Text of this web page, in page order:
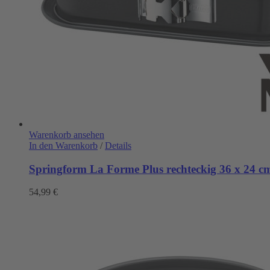
Warenkorb ansehen
In den Warenkorb / Details
Springform La Forme Plus rechteckig 36 x 24
54,99 €